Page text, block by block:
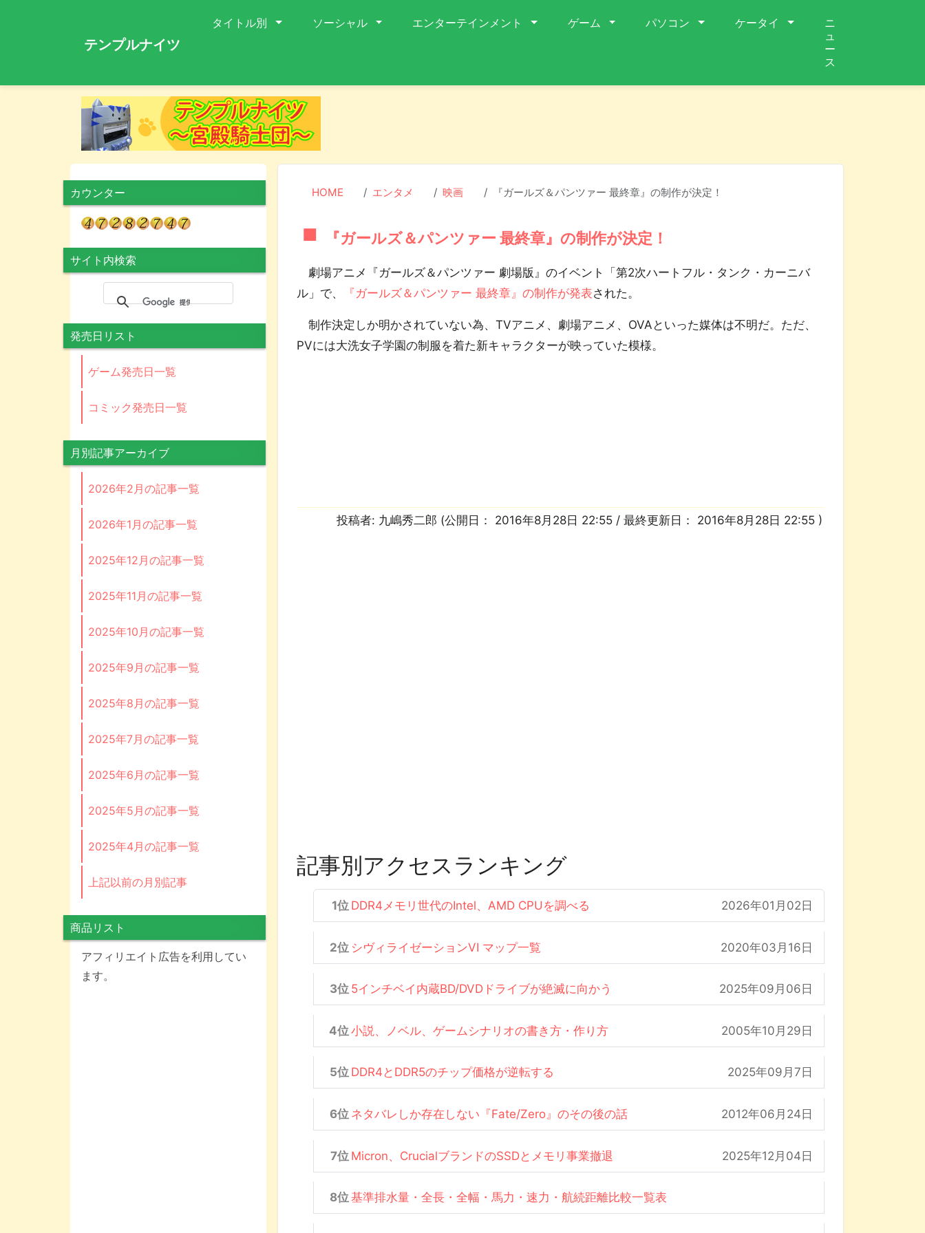
テンプルナイツ
タイトル別 ソーシャル エンターテインメント ゲーム パソコン ケータイ
ニ
ュ
ー
ス
HOME エンタメ 映画 『ガールズ＆パンツァー 最終章』の制作が決定！
『ガールズ＆パンツァー 最終章』の制作が決定！
劇場アニメ『ガールズ＆パンツァー 劇場版』のイベント「第2次ハートフル・タンク・カーニバ
ル」で、
『ガールズ＆パンツァー 最終章』の制作が発表された。
制作決定しか明かされていない為、TVアニメ、劇場アニメ、OVAといった媒体は不明だ。ただ、
PVには大洗女子学園の制服を着た新キャラクターが映っていた模様。
投稿者: 九嶋秀二郎 (公開日： 2016年8月28日 22:55 / 最終更新日： 2016年8月28日 22:55 )
記事別アクセスランキング
DDR4メモリ世代のIntel、AMD CPUを調べる 2026年01月02日
シヴィライゼーションVI マップ一覧 2020年03月16日
5インチベイ内蔵BD/DVDドライブが絶滅に向かう 2025年09月06日
小説、ノベル、ゲームシナリオの書き方・作り方 2005年10月29日
DDR4とDDR5のチップ価格が逆転する 2025年09月7日
ネタバレしか存在しない『Fate/Zero』のその後の話 2012年06月24日
Micron、CrucialブランドのSSDとメモリ事業撤退 2025年12月04日
基準排水量・全長・全幅・馬力・速力・航続距離比較一覧表
カウンター
サイト内検索
発売日リスト
ゲーム発売日一覧
コミック発売日一覧
月別記事アーカイブ
2026年2月の記事一覧
2026年1月の記事一覧
2025年12月の記事一覧
2025年11月の記事一覧
2025年10月の記事一覧
2025年9月の記事一覧
2025年8月の記事一覧
2025年7月の記事一覧
2025年6月の記事一覧
2025年5月の記事一覧
2025年4月の記事一覧
上記以前の月別記事
商品リスト
アフィリエイト広告を利用してい
ます。